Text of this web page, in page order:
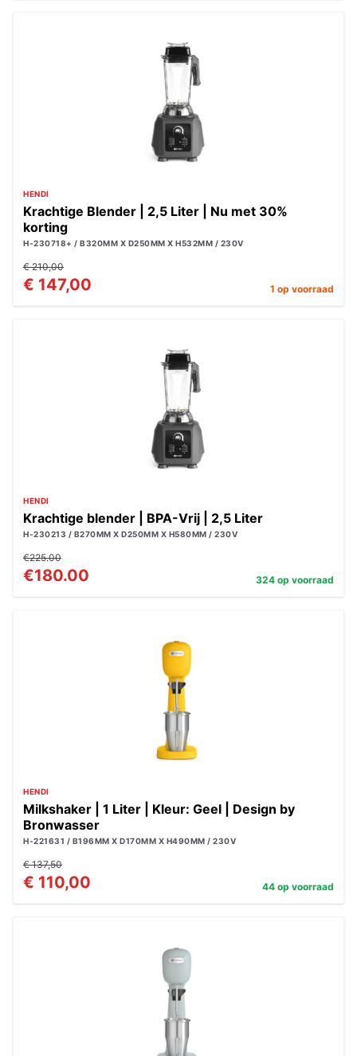
HENDI
Krachtige Blender | 2,5 Liter | Nu met 30%
korting
H-230718+ / B320MM X D250MM X H532MM / 230V
€ 210,00
€ 147,00 1 op voorraad
HENDI
Krachtige blender | BPA-Vrij | 2,5 Liter
H-230213 / B270MM X D250MM X H580MM / 230V
€225.00
€180.00 324 op voorraad
HENDI
Milkshaker | 1 Liter | Kleur: Geel | Design by
Bronwasser
H-221631 / B196MM X D170MM X H490MM / 230V
€ 137,50
€ 110,00 44 op voorraad